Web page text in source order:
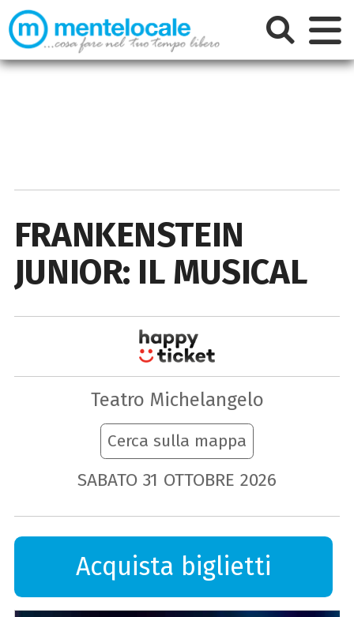
FRANKENSTEIN
JUNIOR: IL MUSICAL
Teatro Michelangelo
Cerca sulla mappa
SABATO 31 OTTOBRE 2026
Acquista biglietti